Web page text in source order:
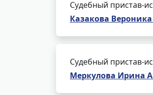
Судебный пристав-
Казакова
Судебный пристав-
Меркулова Ирина